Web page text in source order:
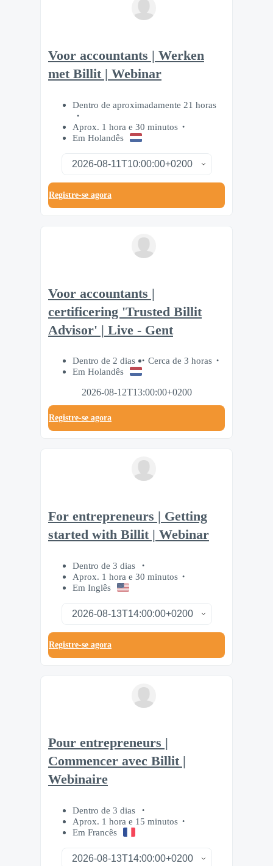
Voor accountants | Werken
met Billit | Webinar
Dentro de aproximadamente 21 horas
Aprox. 1 hora e 30 minutos
Em Holandês
Registre-se agora
Voor accountants |
certificering 'Trusted Billit
Advisor' | Live - Gent
Dentro de 2 dias
Cerca de 3 horas
Em Holandês
2026-08-12T13:00:00+0200
Registre-se agora
For entrepreneurs | Getting
started with Billit | Webinar
Dentro de 3 dias
Aprox. 1 hora e 30 minutos
Em Inglês
Registre-se agora
Pour entrepreneurs |
Commencer avec Billit |
Webinaire
Dentro de 3 dias
Aprox. 1 hora e 15 minutos
Em Francês